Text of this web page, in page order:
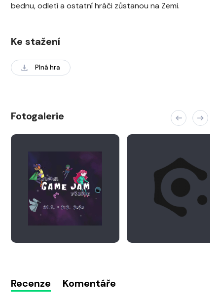
bednu, odletí a ostatní hráči zůstanou na Zemi.
Ke stažení
Plná hra
Fotogalerie
Recenze Komentáře